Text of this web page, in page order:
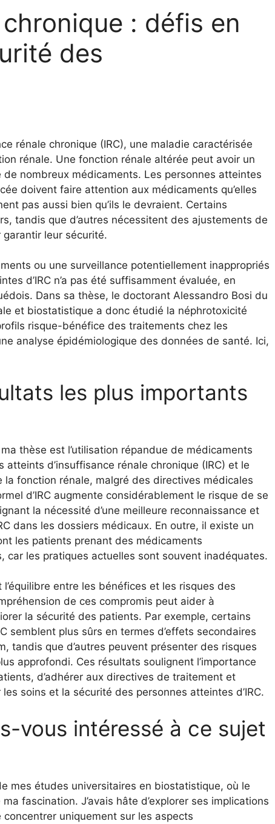
: défis en
des
rénale chronique (IRC), une maladie caractérisée
rénale. Une fonction rénale altérée peut avoir un
nombreux médicaments. Les personnes atteintes
doivent faire attention aux médicaments qu’elles
pas aussi bien qu’ils le devraient. Certains
tandis que d’autres nécessitent des ajustements de
leur sécurité.
ou une surveillance potentiellement inappropriés
d’IRC n’a pas été suffisamment évaluée, en
Dans sa thèse, le doctorant Alessandro Bosi du
et biostatistique a donc étudié la néphrotoxicité
risque-bénéfice des traitements chez les
analyse épidémiologique des données de santé. Ici,
les plus importants
thèse est l’utilisation répandue de médicaments
d’insuffisance rénale chronique (IRC) et le
fonction rénale, malgré des directives médicales
d’IRC augmente considérablement le risque de se
la nécessité d’une meilleure reconnaissance et
dans les dossiers médicaux. En outre, il existe un
les patients prenant des médicaments
car les pratiques actuelles sont souvent inadéquates.
entre les bénéfices et les risques des
de ces compromis peut aider à
la sécurité des patients. Par exemple, certains
semblent plus sûrs en termes d’effets secondaires
tandis que d’autres peuvent présenter des risques
approfondi. Ces résultats soulignent l’importance
d’adhérer aux directives de traitement et
soins et la sécurité des personnes atteintes d’IRC.
vous intéressé à ce sujet
mes études universitaires en biostatistique, où le
fascination. J’avais hâte d’explorer ses implications
uniquement sur les aspects